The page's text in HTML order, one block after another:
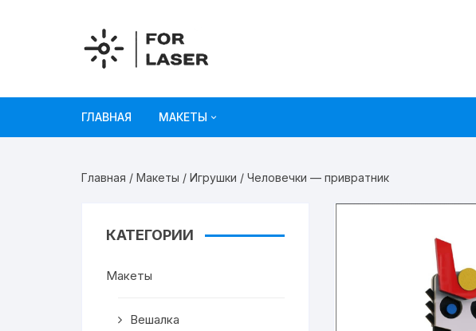
ГЛАВНАЯ МАКЕТЫ
Игрушки
Главная / Макеты / Игрушки / Человечки — привратник
КАТЕГОРИИ
Макеты
Вешалка